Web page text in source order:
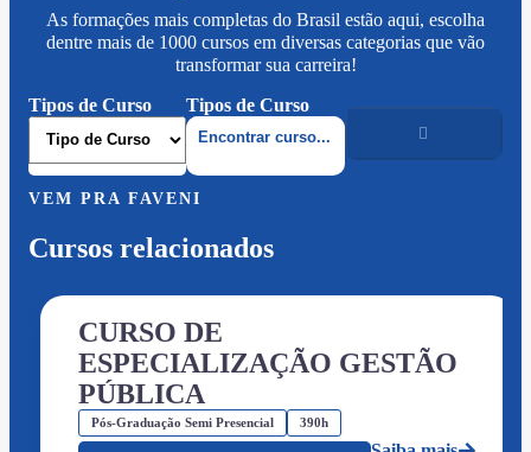
As formações mais completas do Brasil estão aqui, escolha
dentre mais de 1000 cursos em diversas categorias que vão
transformar sua carreira!
Tipos de Curso
Tipos de Curso
VEM PRA FAVENI
Cursos relacionados
CURSO DE
ESPECIALIZAÇÃO GESTÃO
PÚBLICA
Pós-Graduação Semi Presencial 390h